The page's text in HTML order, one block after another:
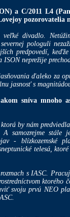
a C/2011 L4
pozorovatelia
veľké divadlo.
pologuli
predpovedí,
ISON neprežije
ďaleko za
jasnosť s
sníva mnoho
by nám
samozrejme stále
- blízkozemské
telesá,
s IASC.
ktorého
svoju prvú NEO